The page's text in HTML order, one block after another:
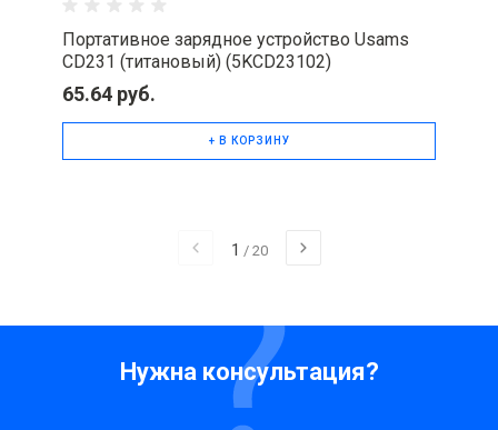
Портативное зарядное устройство Usams
CD231 (титановый) (5KCD23102)
65.64 руб.
+ В КОРЗИНУ
1 / 20
Нужна консультация?